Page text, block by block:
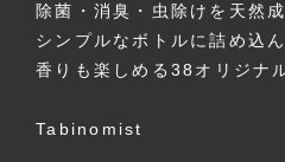
除菌・消臭・虫除けを天然成
シンプルなボトルに詰め込
香りも楽しめる38オリジナ
Tabinomist